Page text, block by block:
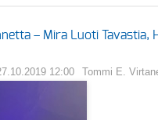
– Mira Luoti Tavastia,
12:00 Tommi E.